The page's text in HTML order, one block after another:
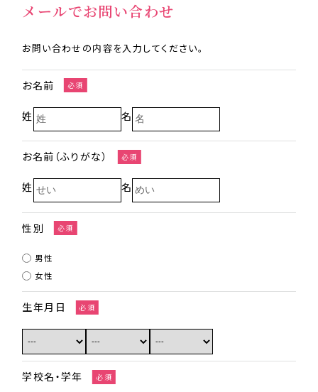
メールでお問い合わせ
お問い合わせの内容を入力してください。
お名前 必須
姓 名
お名前（ふりがな） 必須
姓 名
性別 必須
男性
女性
生年月日 必須
学校名・学年 必須